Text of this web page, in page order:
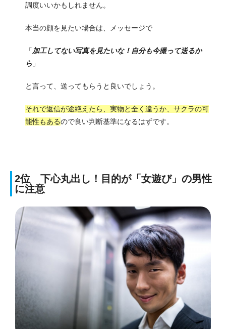
調度いいかもしれません。
本当の顔を見たい場合は、メッセージで
「加工してない写真を見たいな！自分も今撮って送るか
ら 」
と言って、送ってもらうと良いでしょう。
それで返信が途絶えたら、実物と全く違うか、サクラの可
能性もあるので良い判断基準になるはずです。
2位 下心丸出し！目的が「女遊び」の男性
に注意